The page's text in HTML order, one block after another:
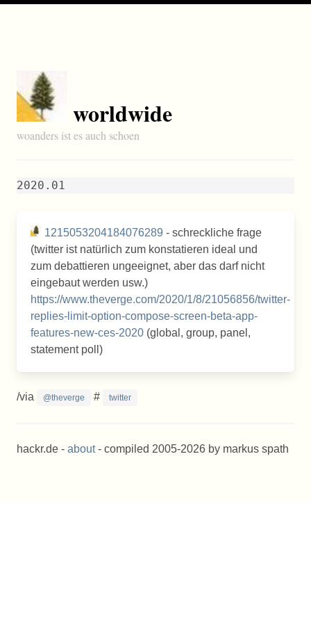
worldwide
woanders ist es auch schoen
2020.01
1215053204184076289 - schreckliche frage
(twitter ist natürlich zum konstatieren ideal und
zum debattieren ungeeignet, aber das darf nicht
eingebaut werden usw.)
https://www.theverge.com/2020/1/8/21056856/twitter-
replies-limit-option-compose-screen-beta-app-
features-new-ces-2020 (global, group, panel,
statement poll)
/via @theverge # twitter
hackr.de - about- compiled 2005-2026 by markus spath